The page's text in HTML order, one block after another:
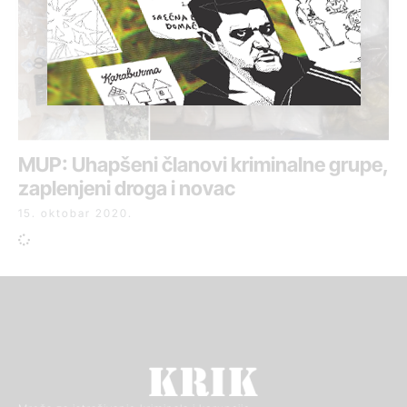
MUP: Uhapšeni članovi kriminalne grupe,
zaplenjeni droga i novac
15. oktobar 2020.